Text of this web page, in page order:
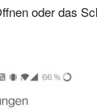
oder das